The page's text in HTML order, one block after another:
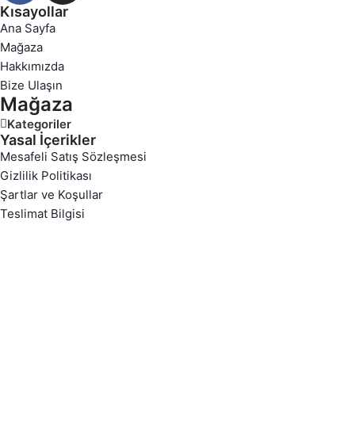
Kısayollar
Ana Sayfa
Mağaza
Hakkımızda
Bize Ulaşın
Mağaza
Kategoriler
Yasal İçerikler
Mesafeli Satış Sözleşmesi
Gizlilik Politikası
Şartlar ve Koşullar
Teslimat Bilgisi